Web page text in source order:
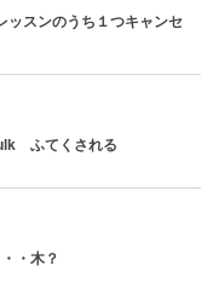
ッスンのうち１つキャンセ
ふてくされる
・木？